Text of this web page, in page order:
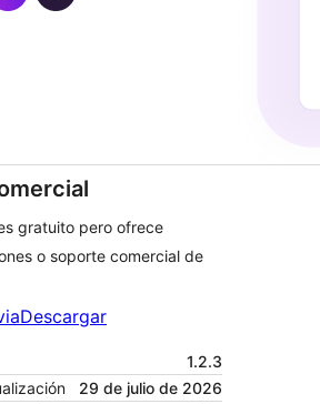
gratuito pero ofrece
o soporte comercial de
Descargar
1.2.3
29 de julio de 2026